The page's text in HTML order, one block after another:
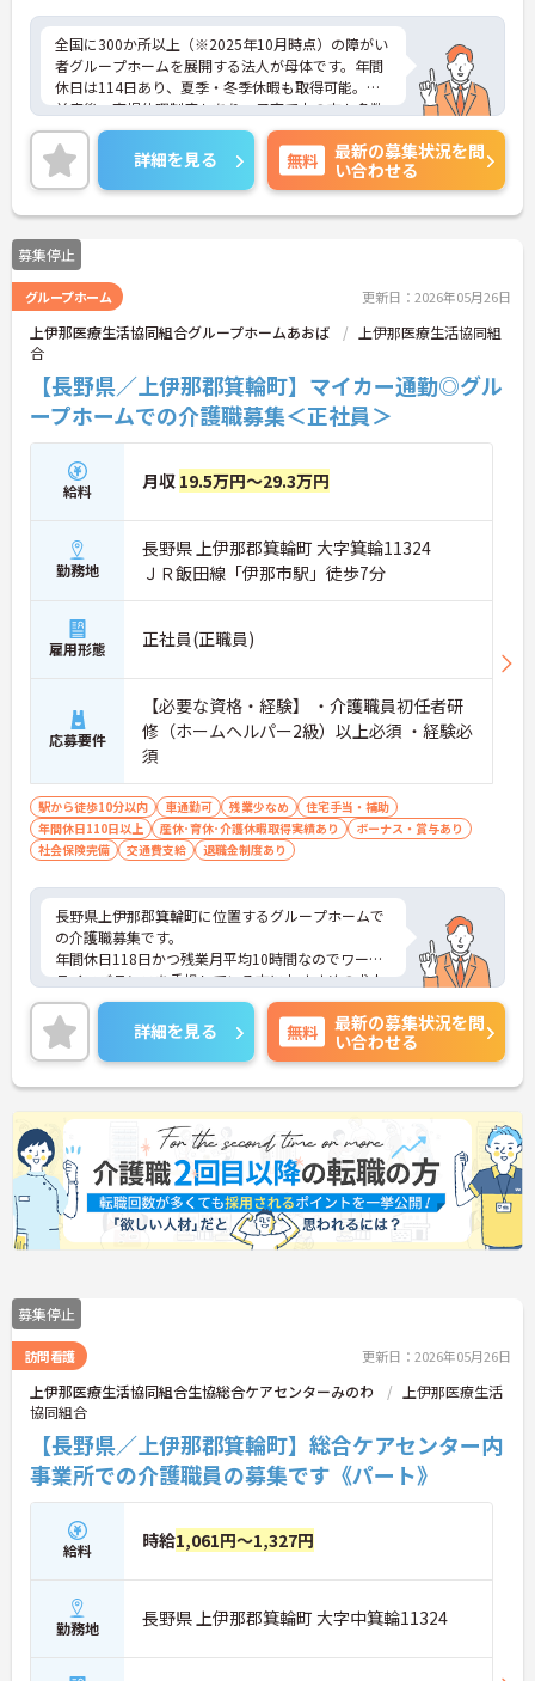
全国に300か所以上（※2025年10月時点）の障がい
者グループホームを展開する法人が母体です。年間
休日は114日あり、夏季・冬季休暇も取得可能。産
前産後・育児休暇制度もあり、子育て中の方も多数
活躍中で、ワークライフバランスを大切にしながら
働ける環境が整っています。研修制度や外部勉強会
の受講支援もあり、スキルアップもしっかりサポー
ト。将来的には管理者やエリアマネージャーへのキ
ャリアアップも目指せます。20代から60代まで幅広
い年代のスタッフが活躍しており、和やかな雰囲気
の職場です。介護経験を活かしたい方、福祉の資格
をお持ちの方、安定した法人でキャリアを築きたい
方におすすめです。
★おすすめPOINT★
やエリアマネージャーへと続く明確なステップアッ
プの道筋が用意されています。急成長中の企業であ
るためポストも豊富にあり、専門性を高めながらマ
す。
・年間休日114日、残業月平均10時間程度という就
業環境に加え、産前産後休暇や育児休暇制度がしっ
かりと整備されています。オンとオフの切り替えを
明確にし、心身ともに充実した状態で長くご活躍い
ただけます。
・グループホーム一棟あたりの入居者様20名定員を
常時2～4名のスタッフで支援、国基準を上回る人員
配置や夜間複数名体制が敷かれているため、業務に
ご自身の理想とする福祉を実践できる環境が整って
います。
詳細を見る 無料
最新の募集状況を問
い合わせる
募集停止
グループホーム 更新日：2026年05月26日
上伊那医療生活協同組合グループホームあおば
上伊那医療生活協同組
合
【長野県／上伊那郡箕輪町】マイカー通勤◎グル
ープホームでの介護職募集＜正社員＞
給料 月収 19.5万円～29.3万円
勤務地
長野県 上伊那郡箕輪町 大字箕輪11324
ＪＲ飯田線「伊那市駅」徒歩7分
雇用形態 正社員(正職員)
応募要件
【必要な資格・経験】 ・介護職員初任者研
修（ホームヘルパー2級）以上必須 ・経験必
須
駅から徒歩10分以内 車通勤可 残業少なめ
住宅手当・補助
年間休日110日以上
産休･育休･介護休暇取得実績あり
ボーナス・賞与あり
社会保険完備
交通費支給 退職金制度あり
長野県上伊那郡箕輪町に位置するグループホームで
の介護職募集です。
年間休日118日かつ残業月平均10時間なのでワーク
ライフバランスを重視している方におすすめの求人
です♪
ご興味のある方はご面接のポイントお伝えしますの
でご気軽にお問合せください。
詳細を見る 無料
最新の募集状況を問
い合わせる
募集停止
訪問看護 更新日：2026年05月26日
上伊那医療生活協同組合生協総合ケアセンターみのわ
上伊那医療生活
協同組合
【長野県／上伊那郡箕輪町】総合ケアセンター内
事業所での介護職員の募集です《パート》
給料 時給1,061円～1,327円
勤務地 長野県 上伊那郡箕輪町 大字中箕輪11324